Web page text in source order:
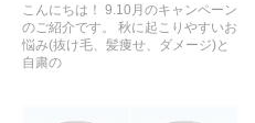
こんにちは！ 9.10月のキャンペーン
のご紹介です。 秋に起こりやすいお
悩み(抜け毛、髪痩せ、ダメージ)と
自粛の